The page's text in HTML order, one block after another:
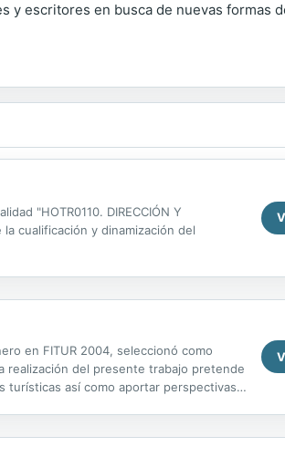
y escritores en busca de nuevas formas
"HOTR0110. DIRECCIÓN Y
la cualificación y dinamización del
en FITUR 2004, seleccionó como
realización del presente trabajo pretende
turísticas así como aportar perspectivas y